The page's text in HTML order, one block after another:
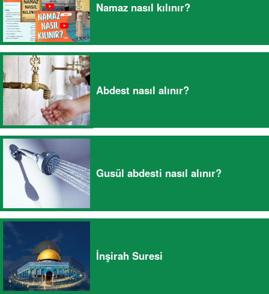
Namaz nasıl kılınır?
Abdest nasıl alınır?
Gusül abdesti nasıl alınır?
İnşirah Suresi